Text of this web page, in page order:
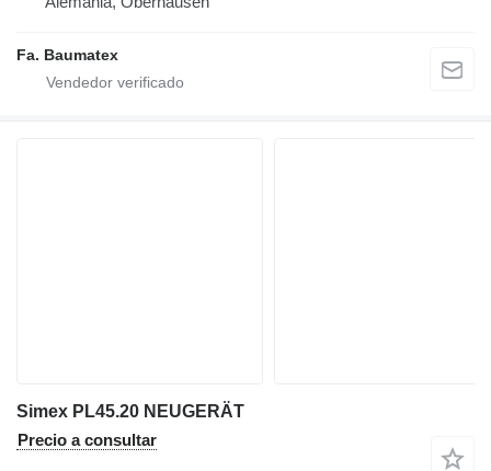
Fa. Baumatex
Simex PL45.20 NEUGERÄT
Precio a consultar